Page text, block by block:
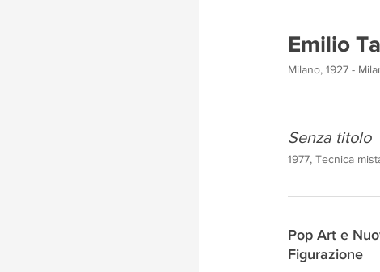
Emilio
Milano, 1927 -
Senza titolo
1977, Tecnica
Pop Art e
Figurazione